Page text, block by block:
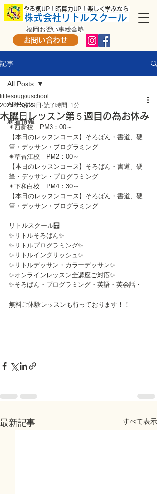
​ やる気UP！暗算力UP！楽しく学ぶなら
株式会社リトルスクール
お問い合わせ
福岡お習い事総合塾
記事
All Posts
新着情報
All Posts
木曜日レッスン第５週目の為お休み
littlesougouschool
2025年5月29日 読了時間: 1分
✴西新校　PM3：00～
【本日のレッスンコース】そろばん・書道、硬
筆・デッサン・プログラミング
✴草香江校　PM2：00～
【本日のレッスンコース】そろばん・書道、硬
筆・デッサン・プログラミング
✴下和白校　PM4：30～
【本日のレッスンコース】そろばん・書道、硬
筆・デッサン・プログラミング
リトルスクール🧮
✨リトルそろばん✨
✨リトルプログラミング✨
✨リトルイングリッシュ✨
✨リトルデッサン・カラーデッサン✨
✨オンラインレッスン全講座ご対応✨
✨そろばん・プログラミング・英語・英会話・
無料ご体験レッスンも行っております！！
最新記事 すべて表示